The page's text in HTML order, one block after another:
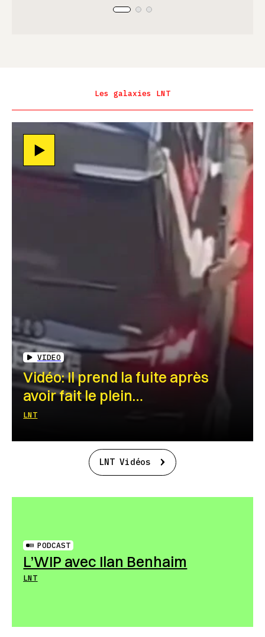
Les galaxies LNT
VIDEO
Vidéo: Il prend la fuite après
avoir fait le plein…
LNT
LNT Vidéos
PODCAST
L’WIP avec Ilan Benhaim
LNT